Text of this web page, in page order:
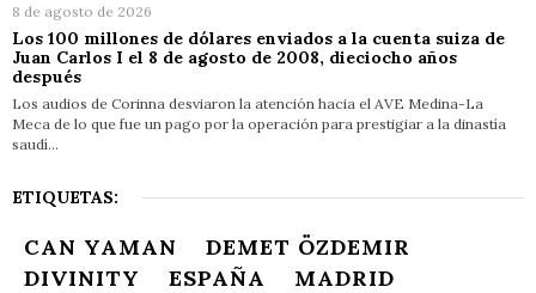
8 de agosto de 2026
Los 100 millones de dólares enviados a la cuenta suiza de
Juan Carlos I el 8 de agosto de 2008, dieciocho años
después
Los audios de Corinna desviaron la atención hacia el AVE Medina-La
Meca de lo que fue un pago por la operación para prestigiar a la dinastía
saudí…
ETIQUETAS:
CAN YAMAN
DEMET ÖZDEMIR
DIVINITY
ESPAÑA
MADRID